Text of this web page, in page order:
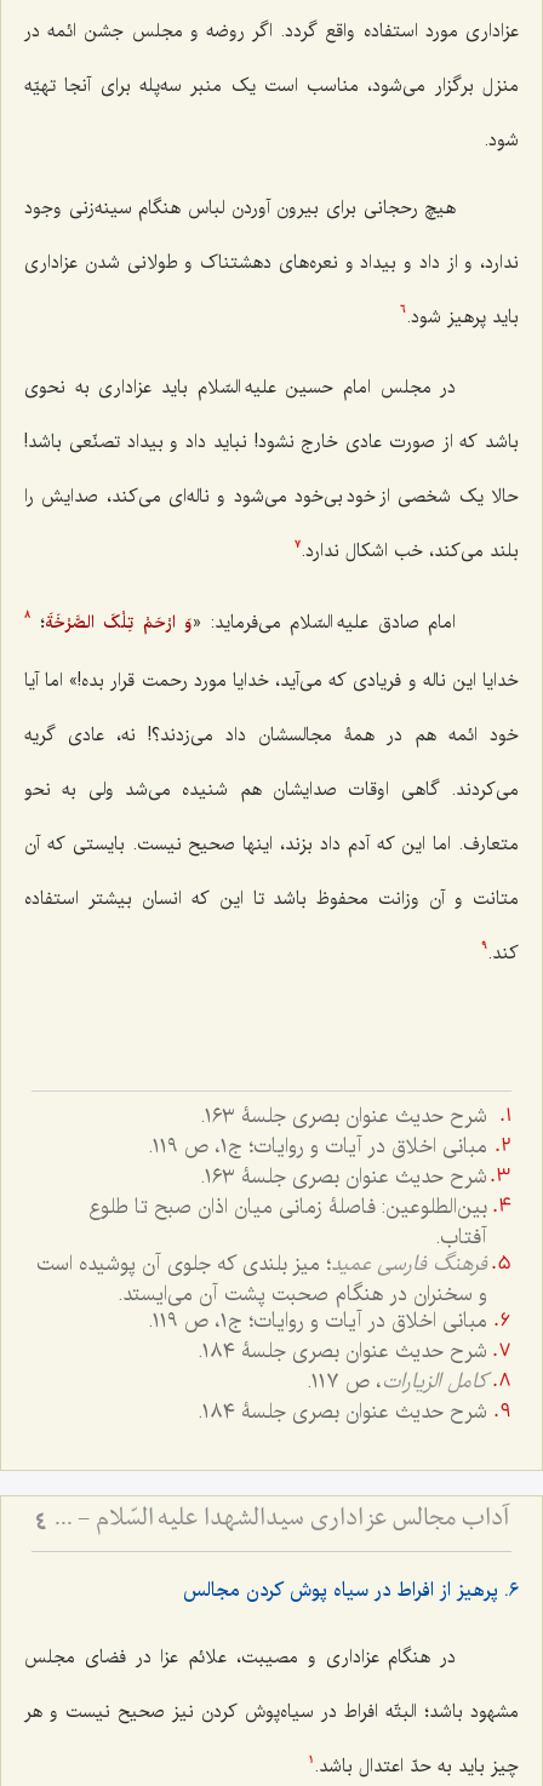
عزاداری مورد استفاده واقع گردد. اگر روضه و مجلس جشن ائمه در
منزل برگزار می‌شود، مناسب است یک منبر سه‌پله برای آنجا تهیّه
شود.
هیچ رحجانی برای بیرون آوردن لباس هنگام سینه‌زنی وجود
ندارد، و از داد و بیداد و نعره‌های دهشتناک و طولانی شدن عزاداری
باید پرهیز شود.6
در مجلس امام حسین علیه السّلام باید عزاداری به نحوی
باشد که از صورت عادی خارج نشود! نباید داد و بیداد تصنّعی باشد!
حالا یک شخصی از خود بی‌خود می‌شود و ناله‌ای می‌کند، صدایش را
بلند می‌کند، خب اشکال ندارد.7
امام صادق علیه السّلام می‌فرماید: «وَ ارْحَمْ تِلْکَ الصَّرْخَةَ؛ 8
خدایا این ناله و فریادی که می‌آید، خدایا مورد رحمت قرار بده!» اما آیا
خود ائمه هم در همۀ مجالسشان داد می‌زدند؟! نه، عادی گریه
می‌کردند. گاهی اوقات صدایشان هم شنیده می‌شد ولی به نحو
متعارف. اما این که آدم داد بزند، اینها صحیح نیست. بایستی که آن
متانت و آن وزانت محفوظ باشد تا این که انسان بیشتر استفاده
کند.9
شرح حدیث عنوان بصری جلسۀ ١٦٣.
مبانی اخلاق در آیات و روایات؛ ج۱، ص ١١٩.
شرح حدیث عنوان بصری جلسۀ ١٦٣.
بین‌الطلوعین: فاصلۀ زمانی میان اذان صبح تا طلوع
آفتاب.
فرهنگ فارسی عمید؛ میز بلندی که جلوی آن پوشیده است
و سخنران در هنگام صحبت پشت آن می‌ایستد.
مبانی اخلاق در آیات و روایات؛ ج۱، ص ١١٩.
شرح حدیث عنوان بصری جلسۀ ١٨٤.
کامل الزیارات، ص ١١٧.
شرح حدیث عنوان بصری جلسۀ ١٨٤.
آداب مجالس عزاداری سیدالشهدا علیه السّلام - و دستورات بزرگان راجع به ماه‌های محرم و صفر 4
٦. پرهیز از افراط در سیاه پوش کردن مجالس
در هنگام عزاداری و مصیبت، علائم عزا در فضای مجلس
مشهود باشد؛ البتّه افراط در سیاه‌پوش کردن نیز صحیح نیست و هر
چیز باید به حدّ اعتدال باشد. 1